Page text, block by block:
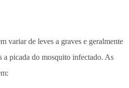
variar de leves a graves e geralmente
a picada do mosquito infectado. As